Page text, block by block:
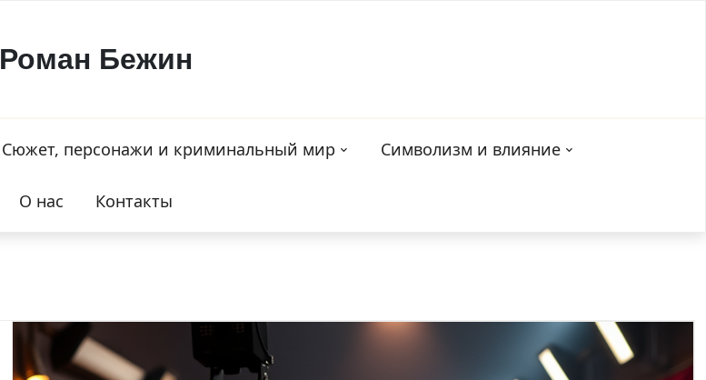
Роман Бежин
Сюжет, персонажи и криминальный мир Символизм и влияние
О нас Контакты